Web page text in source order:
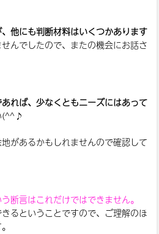
他にも判断材料はいくつかあります
んでしたので、またの機会にお話さ
れば、少なくともニーズにはあって
(^^♪
があるかもしれませんので確認して
断言はこれだけではできません。
るということですので、ご理解のほ